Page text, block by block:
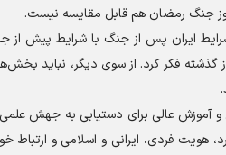
جنگ رمضان هم قابل مقایسه نیست.
ایران پس از جنگ با شرایط پیش از
فکر کرد. از سوی دیگر، نباید
و آموزش عالی برای دستیابی به جهش
هویت فردی، ایرانی و اسلامی و ارتباط